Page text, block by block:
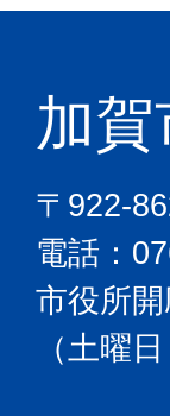
加
〒922-
電話：
市役所
（土曜